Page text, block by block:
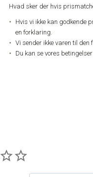
Hvad sker der hvis
Hvis vi ikke kan godkende
en forklaring.
Vi sender ikke varen til den
Du kan se vores